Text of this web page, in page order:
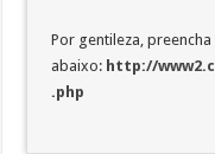
Por gentileza,
abaixo: http://
.php